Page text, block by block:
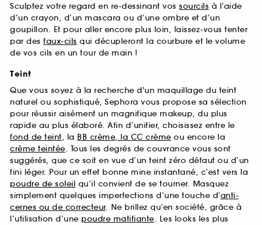
Sculptez votre regard en re-dessinant vos sourcils à l’aide
d’un crayon, d’un mascara ou d’une ombre et d’un
goupillon. Et pour aller encore plus loin, laissez-vous tenter
par des faux-cils qui décupleront la courbure et le volume
de vos cils en un tour de main !
Teint
Que vous soyez à la recherche d'un maquillage du teint
naturel ou sophistiqué, Sephora vous propose sa sélection
pour réussir aisément un magnifique makeup, du plus
rapide au plus élaboré. Afin d’unifier, choisissez entre le
fond de teint, la BB crème, la CC crème ou encore la
crème teintée. Tous les degrés de couvrance vous sont
suggérés, que ce soit en vue d’un teint zéro défaut ou d’un
fini léger. Pour un effet bonne mine instantané, c’est vers la
poudre de soleil qu’il convient de se tourner. Masquez
simplement quelques imperfections d’une touche d’anti-
cernes ou de correcteur. Ne brillez qu’en société, grâce à
l’utilisation d’une poudre matifiante. Les looks les plus